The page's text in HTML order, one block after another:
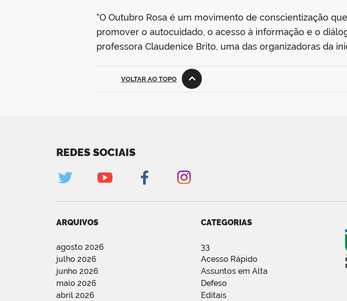
“O Outubro Rosa é um movimento de conscientização
promover o autocuidado, o acesso à informação e o
professora Claudenice Brito, uma das organizadoras da
VOLTAR AO TOPO
REDES SOCIAIS
ARQUIVOS
agosto 2026
julho 2026
junho 2026
maio 2026
abril 2026
CATEGORIAS
33
Acesso Rápido
Assuntos em Alta
Defeso
Editais